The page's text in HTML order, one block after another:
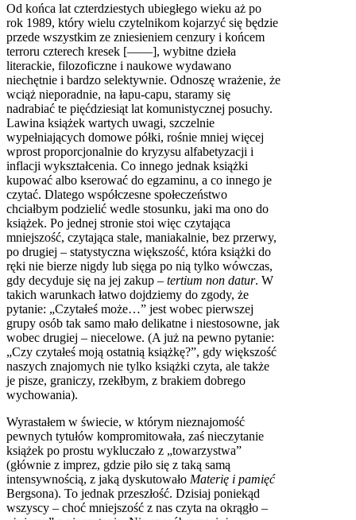
Od końca lat czterdziestych ubiegłego wieku aż po
rok 1989, który wielu czytelnikom kojarzyć się będzie
przede wszystkim ze zniesieniem cenzury i końcem
terroru czterech kresek [——], wybitne dzieła
literackie, filozoficzne i naukowe wydawano
niechętnie i bardzo selektywnie. Odnoszę wrażenie, że
wciąż nieporadnie, na łapu-capu, staramy się
nadrabiać te pięćdziesiąt lat komunistycznej posuchy.
Lawina książek wartych uwagi, szczelnie
wypełniających domowe półki, rośnie mniej więcej
wprost proporcjonalnie do kryzysu alfabetyzacji i
inflacji wykształcenia. Co innego jednak książki
kupować albo kserować do egzaminu, a co innego je
czytać. Dlatego współczesne społeczeństwo
chciałbym podzielić wedle stosunku, jaki ma ono do
książek. Po jednej stronie stoi więc czytająca
mniejszość, czytająca stale, maniakalnie, bez przerwy,
po drugiej – statystyczna większość, która książki do
ręki nie bierze nigdy lub sięga po nią tylko wówczas,
gdy decyduje się na jej zakup – tertium non datur. W
takich warunkach łatwo dojdziemy do zgody, że
pytanie: „Czytałeś może…” jest wobec pierwszej
grupy osób tak samo mało delikatne i niestosowne, jak
wobec drugiej – niecelowe. (A już na pewno pytanie:
„Czy czytałeś moją ostatnią książkę?”, gdy większość
naszych znajomych nie tylko książki czyta, ale także
je pisze, graniczy, rzekłbym, z brakiem dobrego
wychowania).
Wyrastałem w świecie, w którym nieznajomość
pewnych tytułów kompromitowała, zaś nieczytanie
książek po prostu wykluczało z „towarzystwa”
(głównie z imprez, gdzie piło się z taką samą
intensywnością, z jaką dyskutowało Materię i pamięć
Bergsona). To jednak przeszłość. Dzisiaj poniekąd
wszyscy – choć mniejszość z nas czyta na okrągło –